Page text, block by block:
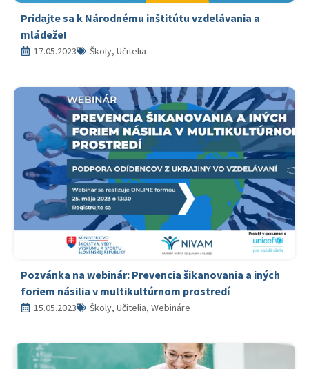
Pridajte sa k Národnému inštitútu vzdelávania a
mládeže!
17.05.2023 Školy, Učitelia
Pozvánka na webinár: Prevencia šikanovania a iných
foriem násilia v multikultúrnom prostredí
15.05.2023 Školy, Učitelia, Webináre